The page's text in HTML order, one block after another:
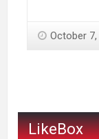
October
LikeBox